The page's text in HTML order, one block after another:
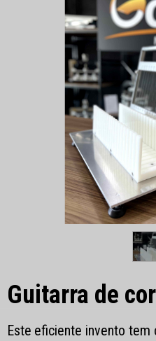
Guitarra de
Este eficiente invento tem